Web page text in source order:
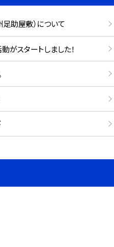
助屋敷）について
スタートしました！